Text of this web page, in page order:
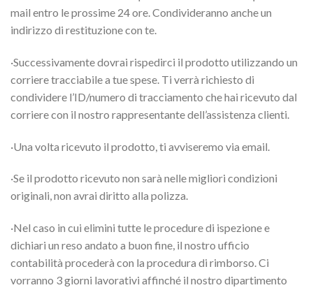
mail entro le prossime 24 ore. Condivideranno anche un
indirizzo di restituzione con te.
·Successivamente dovrai rispedirci il prodotto utilizzando un
corriere tracciabile a tue spese. Ti verrà richiesto di
condividere l’ID/numero di tracciamento che hai ricevuto dal
corriere con il nostro rappresentante dell’assistenza clienti.
·Una volta ricevuto il prodotto, ti avviseremo via email.
·Se il prodotto ricevuto non sarà nelle migliori condizioni
originali, non avrai diritto alla polizza.
·Nel caso in cui elimini tutte le procedure di ispezione e
dichiari un reso andato a buon fine, il nostro ufficio
contabilità procederà con la procedura di rimborso. Ci
vorranno 3 giorni lavorativi affinché il nostro dipartimento